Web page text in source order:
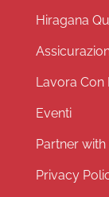
Hiragana
Lavora Con
Eventi
Partner with
Privacy